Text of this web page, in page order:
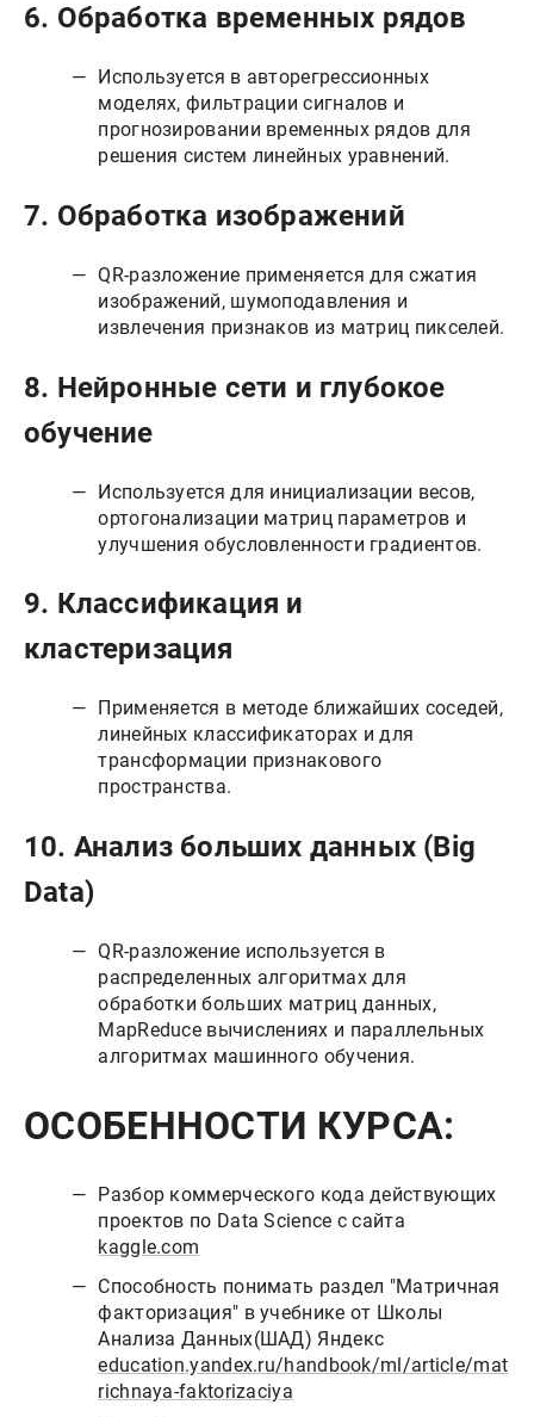
6. Обработка временных рядов
Используется в авторегрессионных
моделях, фильтрации сигналов и
прогнозировании временных рядов для
решения систем линейных уравнений.
7. Обработка изображений
QR-разложение применяется для сжатия
изображений, шумоподавления и
извлечения признаков из матриц пикселей.
8. Нейронные сети и глубокое
обучение
Используется для инициализации весов,
ортогонализации матриц параметров и
улучшения обусловленности градиентов.
9. Классификация и
кластеризация
Применяется в методе ближайших соседей,
линейных классификаторах и для
трансформации признакового
пространства.
10. Анализ больших данных (Big
Data)
QR-разложение используется в
распределенных алгоритмах для
обработки больших матриц данных,
MapReduce вычислениях и параллельных
алгоритмах машинного обучения.
ОСОБЕННОСТИ КУРСА:
Разбор коммерческого кода действующих
проектов по Data Science с сайта
kaggle.com
Способность понимать раздел "Матричная
факторизация" в учебнике от Школы
Анализа Данных(ШАД) Яндекс
education.yandex.ru/handbook/ml/article/mat
richnaya-faktorizaciya